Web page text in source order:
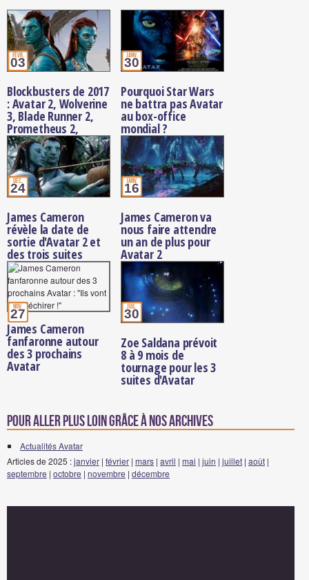
févr.
03
Blockbusters de 2017
: Avatar 2, Wolverine
3, Blade Runner 2,
Prometheus 2,
Transformers 5 et
d'autres dates de
sorties
janv.
30
Pourquoi Star Wars
ne battra pas Avatar
au box-office
mondial ?
déc.
24
James Cameron
révèle la date de
sortie d'Avatar 2 et
des trois suites
janv.
16
James Cameron va
nous faire attendre
un an de plus pour
Avatar 2
nov.
27
James Cameron
fanfaronne autour
des 3 prochains
Avatar
juil.
30
Zoe Saldana prévoit
8 à 9 mois de
tournage pour les 3
suites d'Avatar
Pour aller plus loin grâce à nos archives
Actualités Avatar
Articles de 2025 :janvier | février | mars | avril | mai | juin | juillet | août |
septembre | octobre | novembre | décembre